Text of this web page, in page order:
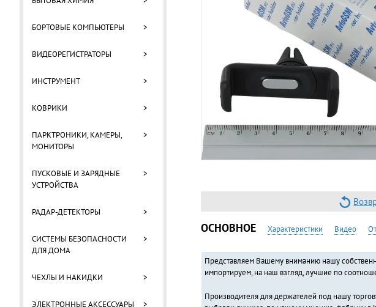
БОРТОВЫЕ КОМПЬЮТЕРЫ >
ВИДЕОРЕГИСТРАТОРЫ >
ИНСТРУМЕНТ >
КОВРИКИ >
ПАРКТРОНИКИ, КАМЕРЫ,
МОНИТОРЫ
>
ПУСКОВЫЕ И ЗАРЯДНЫЕ
УСТРОЙСТВА
>
РАДАР-ДЕТЕКТОРЫ >
СИСТЕМЫ БЕЗОПАСНОСТИ
ДЛЯ ДОМА
>
ЧЕХЛЫ И НАКИДКИ >
ЭЛЕКТРОННЫЕ АКСЕССУАРЫ >
ОСНОВНОЕ Характеристики Видео
Представляем Вашему вниманию нашу
импортируем, на наш взгляд, лучшие по
Производителя для держателей под нашу